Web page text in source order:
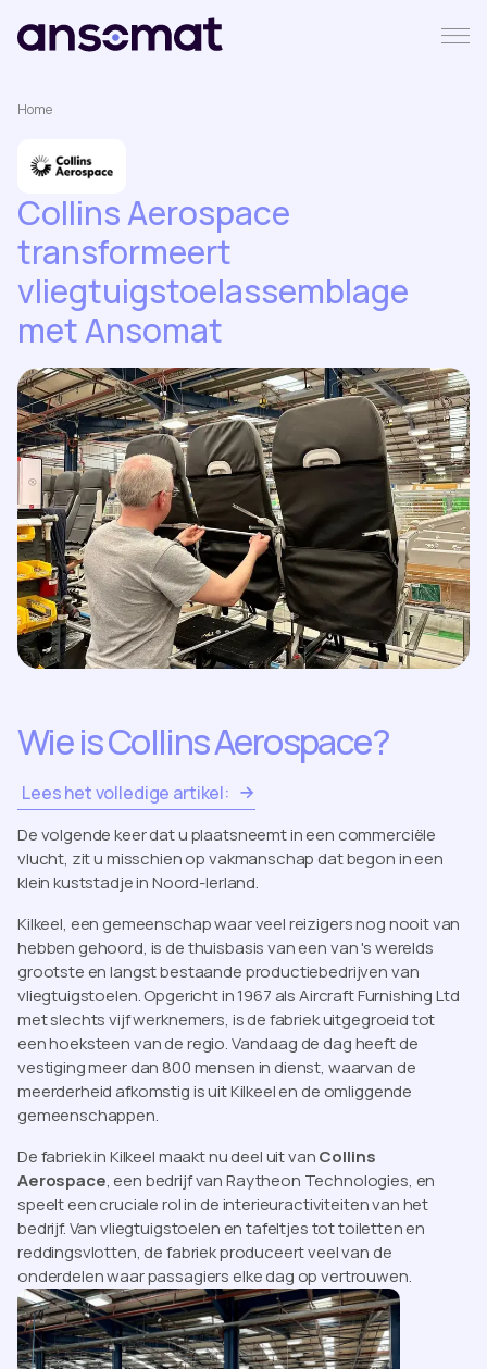
Home
Collins Aerospace
transformeert
vliegtuigstoelassemblage
met Ansomat
Wie is Collins Aerospace?
Lees het volledige artikel:
De volgende keer dat u plaatsneemt in een commerciële
vlucht, zit u misschien op vakmanschap dat begon in een
klein kuststadje in Noord-Ierland.
Kilkeel, een gemeenschap waar veel reizigers nog nooit van
hebben gehoord, is de thuisbasis van een van 's werelds
grootste en langst bestaande productiebedrijven van
vliegtuigstoelen. Opgericht in 1967 als Aircraft Furnishing Ltd
met slechts vijf werknemers, is de fabriek uitgegroeid tot
een hoeksteen van de regio. Vandaag de dag heeft de
vestiging meer dan 800 mensen in dienst, waarvan de
meerderheid afkomstig is uit Kilkeel en de omliggende
gemeenschappen.
De fabriek in Kilkeel maakt nu deel uit vanCollins
Aerospace, een bedrijf van Raytheon Technologies, en
speelt een cruciale rol in de interieuractiviteiten van het
bedrijf. Van vliegtuigstoelen en tafeltjes tot toiletten en
reddingsvlotten, de fabriek produceert veel van de
onderdelen waar passagiers elke dag op vertrouwen.